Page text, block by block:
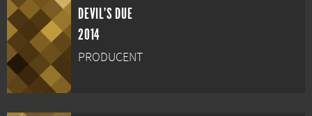
DEVIL'S DUE
2014
PRODUCENT